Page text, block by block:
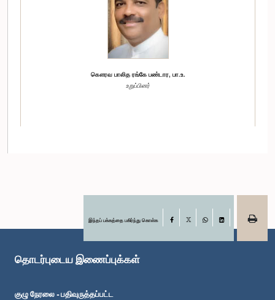
கௌரவ பாலித ரங்கே பண்டார, பா.உ.
உறுப்பினர்
கௌரவ விஜித ஹேரத், பா.உ.
உறுப்பினர்
இந்தப் பக்கத்தை பகிர்ந்து கொள்க Facebook
LinkedIn
தொடர்புடைய இணைப்புக்கள்
குழு நேரலை - பதிவுருத்தப்பட்ட